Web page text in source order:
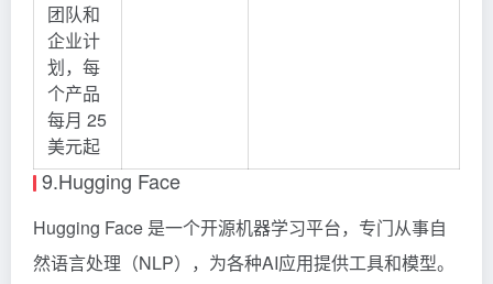
团队和
企业计
划，每
个产品
每月 25
美元起
9.Hugging Face
Hugging Face 是一个开源机器学习平台，专门从事自
然语言处理（NLP），为各种AI应用提供工具和模型。